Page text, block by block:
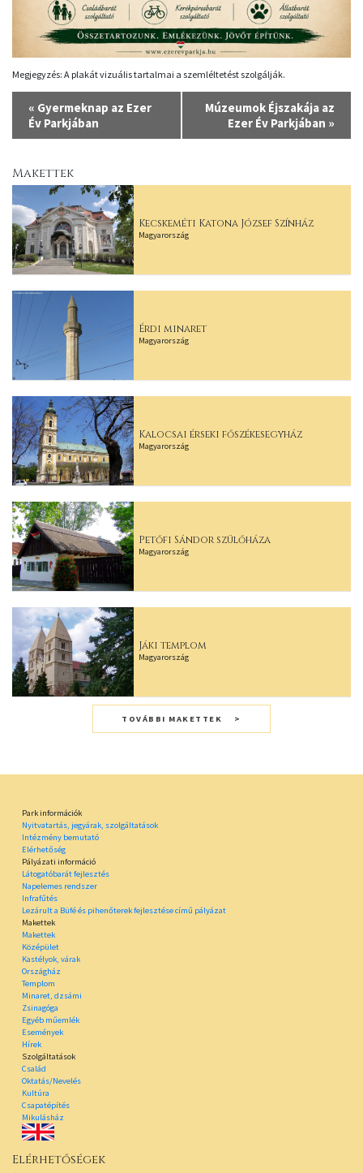
Megjegyzés: A plakát vizuális tartalmai a szemléltetést szolgálják.
Esemény
navigáció
« Gyermeknap az Ezer
Év Parkjában
Múzeumok Éjszakája az
Ezer Év Parkjában »
Makettek
Kecskeméti Katona József Színház
Magyarország
Érdi minaret
Magyarország
Kalocsai érseki főszékesegyház
Magyarország
Petőfi Sándor szülőháza
Magyarország
Jáki templom
Magyarország
TOVÁBBI MAKETTEK
Park információk
Nyitvatartás, jegyárak, szolgáltatások
Intézmény bemutató
Elérhetőség
Pályázati információ
Látogatóbarát fejlesztés
Napelemes rendszer
Infrafűtés
Lezárult a Büfé és pihenőterek fejlesztése című pályázat
Makettek
Makettek
Középület
Kastélyok, várak
Országház
Templom
Minaret, dzsámi
Zsinagóga
Egyéb műemlék
Események
Hírek
Szolgáltatások
Család
Oktatás/Nevelés
Kultúra
Csapatépítés
Mikulásház
Elérhetőségek